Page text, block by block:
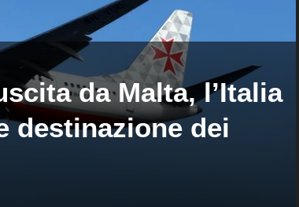
da Malta, l’Italia
destinazione dei